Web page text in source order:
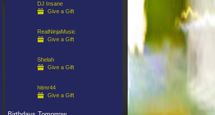
DJ Insane
Give a Gift
RealNinjaMusic
Give a Gift
Shelah
Give a Gift
hitmr44
Give a Gift